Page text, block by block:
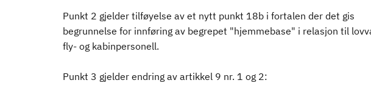
Punkt 2 gjelder tilføyelse av et nytt punkt 18b i fortalen der det gis
begrunnelse for innføring av begrepet "hjemmebase" i relasjon til
fly- og kabinpersonell.
Punkt 3 gjelder endring av artikkel 9 nr. 1 og 2: